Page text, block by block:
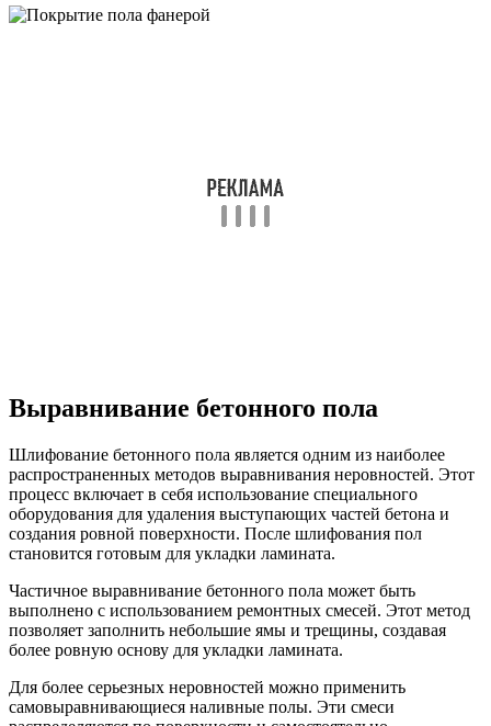
Выравнивание бетонного пола
Шлифование бетонного пола является одним из наиболее
распространенных методов выравнивания неровностей. Этот
процесс включает в себя использование специального
оборудования для удаления выступающих частей бетона и
создания ровной поверхности. После шлифования пол
становится готовым для укладки ламината.
Частичное выравнивание бетонного пола может быть
выполнено с использованием ремонтных смесей. Этот метод
позволяет заполнить небольшие ямы и трещины, создавая
более ровную основу для укладки ламината.
Для более серьезных неровностей можно применить
самовыравнивающиеся наливные полы. Эти смеси